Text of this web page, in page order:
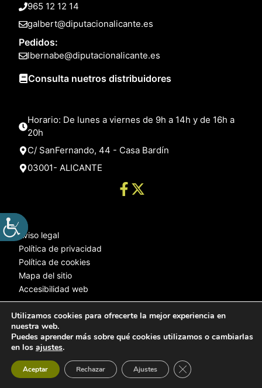
965 12 12 14
galbert@diputacionalicante.es
Pedidos:
lbernabe@diputacionalicante.es
Consulta nuetros distribuidores
Horario: De lunes a viernes de 9h a 14h y de 16h a
20h
C/ SanFernando, 44 - Casa Bardín
03001- ALICANTE
Aviso legal
Política de privacidad
Política de cookies
Mapa del sitio
Accesibilidad web
© 2025 Web desarrollada por el Servicio de Informática de Diputación
Utilizamos cookies para ofrecerte la mejor experiencia en
nuestra web.
Puedes aprender más sobre qué cookies utilizamos o cambiarlas
en los ajustes.
Aceptar Rechazar Ajustes Cerrar el banner de